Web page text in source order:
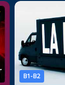
B1-B2